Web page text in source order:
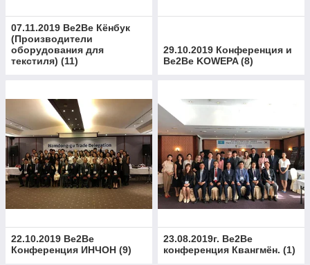
07.11.2019 Be2Be Кёнбук
(Производители
оборудования для
текстиля) (11)
29.10.2019 Конференция и
Be2Be KOWEPA(8)
22.10.2019 Be2Be
Конференция ИНЧОН (9)
23.08.2019г. Be2Be
конференция Квангмён. (1)